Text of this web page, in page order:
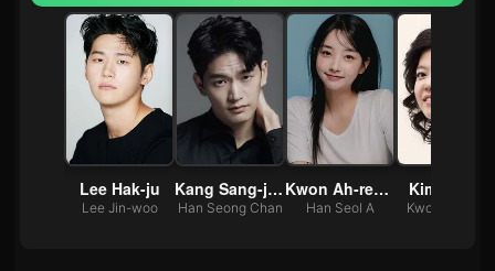
Lee Hak-ju
Lee Jin-woo
Kang Sang-jun
Han Seong Chan
Kwon Ah-reum
Han Seol A
Kim Yeo-jin
Kwon Na Yeon